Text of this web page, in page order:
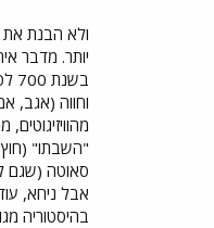
ולא הבנת את
יותר. מדבר
וחווה (אגב,
"השבתו" (חוץ
סאוטה (שגם
אבל ניחא,
בהיסטוריה